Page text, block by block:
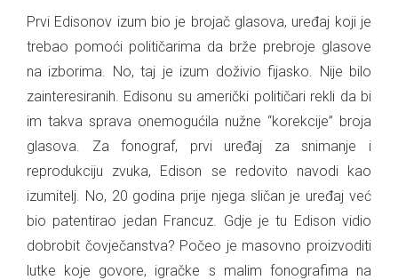
Prvi Edisonov izum bio je brojač glasova, uređaj koji je
trebao pomoći političarima da brže prebroje glasove
na izborima. No, taj je izum doživio fijasko. Nije bilo
zainteresiranih. Edisonu su američki političari rekli da bi
im takva sprava onemogućila nužne “korekcije” broja
glasova. Za fonograf, prvi uređaj za snimanje i
reprodukciju zvuka, Edison se redovito navodi kao
izumitelj. No, 20 godina prije njega sličan je uređaj već
bio patentirao jedan Francuz. Gdje je tu Edison vidio
dobrobit čovječanstva? Počeo je masovno proizvoditi
lutke koje govore, igračke s malim fonografima na